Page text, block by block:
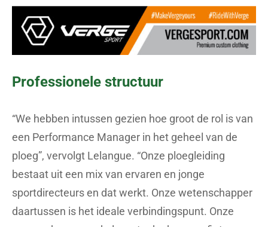
Professionele structuur
“We hebben intussen gezien hoe groot de rol is van
een Performance Manager in het geheel van de
ploeg”, vervolgt Lelangue. “Onze ploegleiding
bestaat uit een mix van ervaren en jonge
sportdirecteurs en dat werkt. Onze wetenschapper
daartussen is het ideale verbindingspunt. Onze